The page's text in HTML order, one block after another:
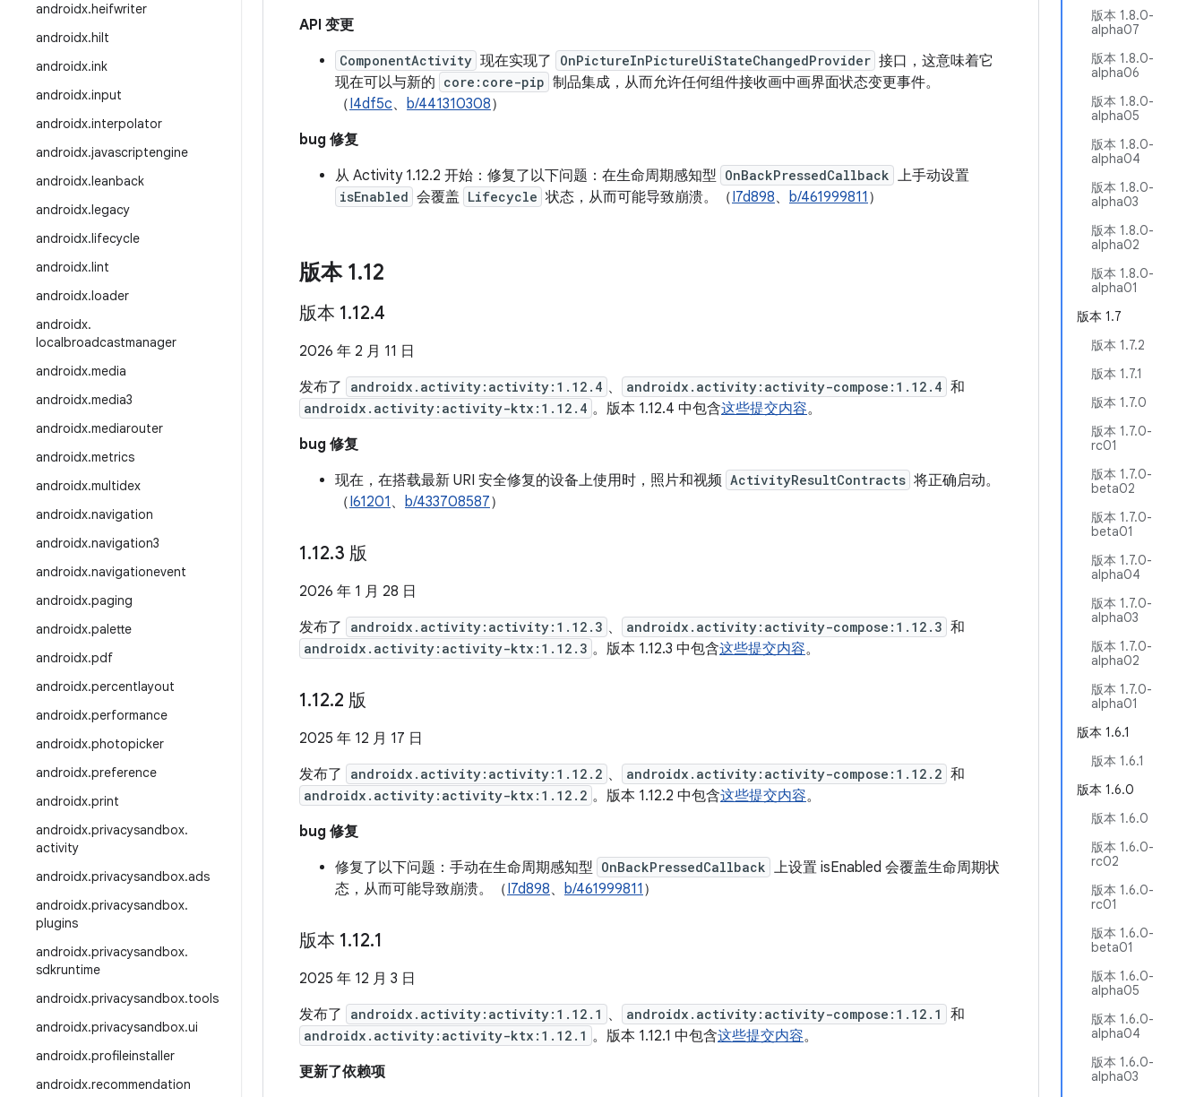
androidx.heifwriter
androidx.hilt
androidx.ink
androidx.input
androidx.interpolator
androidx.javascriptengine
androidx.leanback
androidx.legacy
androidx.lifecycle
androidx.lint
androidx.loader
androidx.
localbroadcastmanager
androidx.media
androidx.media3
androidx.mediarouter
androidx.metrics
androidx.multidex
androidx.navigation
androidx.navigation3
androidx.navigationevent
androidx.paging
androidx.palette
androidx.pdf
androidx.percentlayout
androidx.performance
androidx.photopicker
androidx.preference
androidx.print
androidx.privacysandbox.
activity
androidx.privacysandbox.ads
androidx.privacysandbox.
plugins
androidx.privacysandbox.
sdkruntime
androidx.privacysandbox.tools
androidx.privacysandbox.ui
androidx.profileinstaller
androidx.recommendation
版本 1.8.0-
alpha07
版本 1.8.0-
alpha06
版本 1.8.0-
alpha05
版本 1.8.0-
alpha04
版本 1.8.0-
alpha03
版本 1.8.0-
alpha02
版本 1.8.0-
alpha01
版本 1.7
版本 1.7.2
版本 1.7.1
版本 1.7.0
版本 1.7.0-
rc01
版本 1.7.0-
beta02
版本 1.7.0-
beta01
版本 1.7.0-
alpha04
版本 1.7.0-
alpha03
版本 1.7.0-
alpha02
版本 1.7.0-
alpha01
版本 1.6.1
版本 1.6.1
版本 1.6.0
版本 1.6.0
版本 1.6.0-
rc02
版本 1.6.0-
rc01
版本 1.6.0-
beta01
版本 1.6.0-
alpha05
版本 1.6.0-
alpha04
版本 1.6.0-
alpha03
API 变更
ComponentActivity 现在实现了 OnPictureInPictureUiStateChangedProvider 接口，这意味着它
现在可以与新的 core:core-pip 制品集成，从而允许任何组件接收画中画界面状态变更事件。
（I4df5c、 b/441310308）
bug 修复
从 Activity 1.12.2 开始：修复了以下问题：在生命周期感知型 OnBackPressedCallback 上手动设置
isEnabled 会覆盖 Lifecycle 状态，从而可能导致崩溃。（I7d898、 b/461999811 ）
版本 1.12
版本 1.12.4
2026 年 2 月 11 日
发布了
androidx.activity:activity:1.12.4 、 androidx.activity:activity-compose:1.12.4 和
androidx.activity:activity-ktx:1.12.4 。版本 1.12.4 中包含这些提交内容。
bug 修复
现在，在搭载最新 URI 安全修复的设备上使用时，照片和视频 ActivityResultContracts 将正确启动。
（I61201 、 b/433708587）
1.12.3 版
2026 年 1 月 28 日
发布了
androidx.activity:activity:1.12.3 、 androidx.activity:activity-compose:1.12.3 和
androidx.activity:activity-ktx:1.12.3 。版本 1.12.3 中包含这些提交内容。
1.12.2 版
2025 年 12 月 17 日
发布了
androidx.activity:activity:1.12.2 、 androidx.activity:activity-compose:1.12.2 和
androidx.activity:activity-ktx:1.12.2 。版本 1.12.2 中包含这些提交内容。
bug 修复
修复了以下问题：手动在生命周期感知型 OnBackPressedCallback 上设置 isEnabled 会覆盖生命周期状
态，从而可能导致崩溃。（I7d898、 b/461999811 ）
版本 1.12.1
2025 年 12 月 3 日
发布了
androidx.activity:activity:1.12.1 、 androidx.activity:activity-compose:1.12.1 和
androidx.activity:activity-ktx:1.12.1 。版本 1.12.1 中包含这些提交内容。
更新了依赖项